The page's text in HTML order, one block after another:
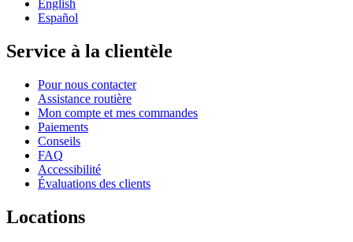
English
Español
Service à la clientèle
Pour nous contacter
Assistance routière
Mon compte et mes commandes
Paiements
Conseils
FAQ
Accessibilité
Évaluations des clients
Locations